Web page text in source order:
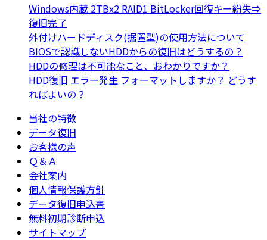
Windows内蔵 2TBx2 RAID1 BitLocker回復キー紛失⇒
復旧完了
外付けハードディスク(据置型)の使用方法について
BIOSで認識しないHDDからの復旧はどうするの？
HDDの修理は不可能なこと、おわかりですか？
HDD復旧 エラー発生 フォーマットしますか？ どうす
ればよいの？
当社の特徴
データ復旧
お客様の声
Ｑ＆Ａ
会社案内
個人情報保護方針
データ復旧申込書
無料初期診断申込
サイトマップ